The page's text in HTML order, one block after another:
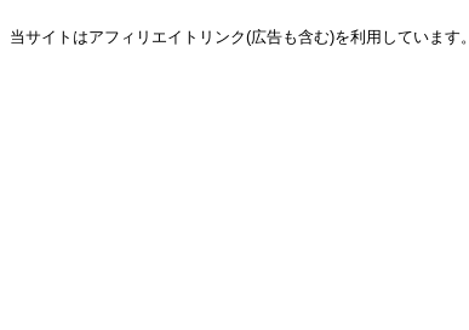
当サイトはアフィリエイトリンク(広告も含む)を利用しています。